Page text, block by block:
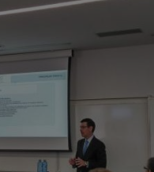
VIEW